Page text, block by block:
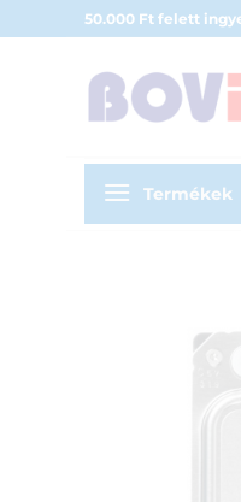
to
50.000 Ft felett
Termékek